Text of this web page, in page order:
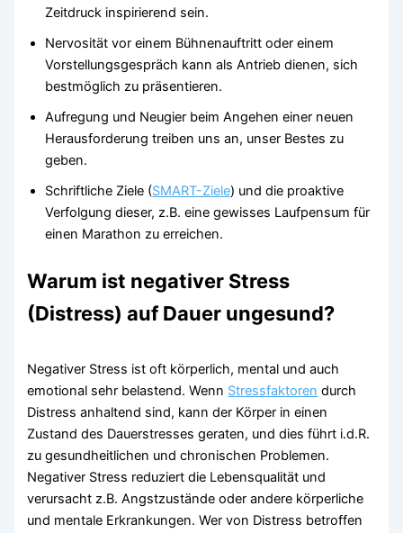
Zeitdruck inspirierend sein.
Nervosität vor einem Bühnenauftritt oder einem
Vorstellungsgespräch kann als Antrieb dienen, sich
bestmöglich zu präsentieren.
Aufregung und Neugier beim Angehen einer neuen
Herausforderung treiben uns an, unser Bestes zu
geben.
Schriftliche Ziele (SMART-Ziele) und die proaktive
Verfolgung dieser, z.B. eine gewisses Laufpensum für
einen Marathon zu erreichen.
Warum ist negativer Stress
(Distress) auf Dauer ungesund?
Negativer Stress ist oft körperlich, mental und auch
emotional sehr belastend. Wenn Stressfaktoren durch
Distress anhaltend sind, kann der Körper in einen
Zustand des Dauerstresses geraten, und dies führt i.d.R.
zu gesundheitlichen und chronischen Problemen.
Negativer Stress reduziert die Lebensqualität und
verursacht z.B. Angstzustände oder andere körperliche
und mentale Erkrankungen. Wer von Distress betroffen